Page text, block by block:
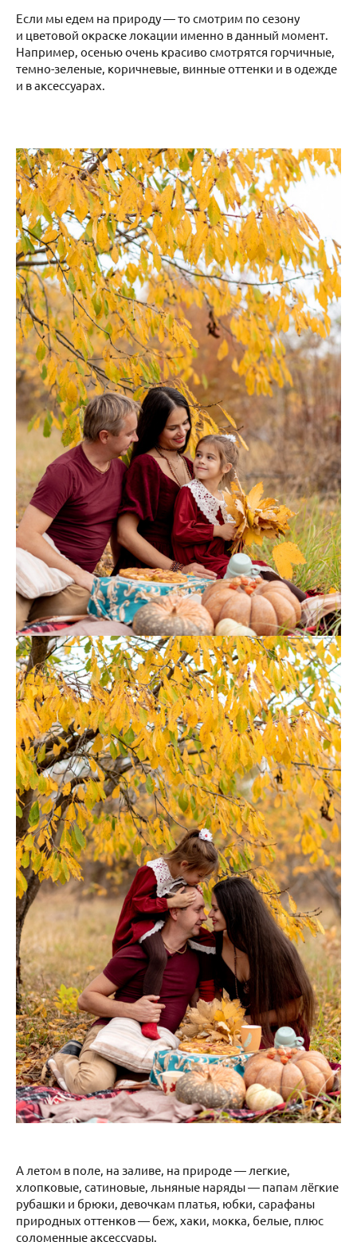
Если мы едем на природу — то смотрим по сезону
и цветовой окраске локации именно в данный момент.
Например, осенью очень красиво смотрятся горчичные,
темно-зеленые, коричневые, винные оттенки и в одежде
и в аксессуарах.
А летом в поле, на заливе, на природе — легкие,
хлопковые, сатиновые, льняные наряды — папам лёгкие
рубашки и брюки, девочкам платья, юбки, сарафаны
природных оттенков — беж, хаки, мокка, белые, плюс
соломенные аксессуары.